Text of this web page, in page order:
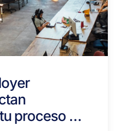
proceso de